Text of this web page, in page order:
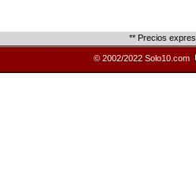
** Precios
© 2002/2022 Solo10.com